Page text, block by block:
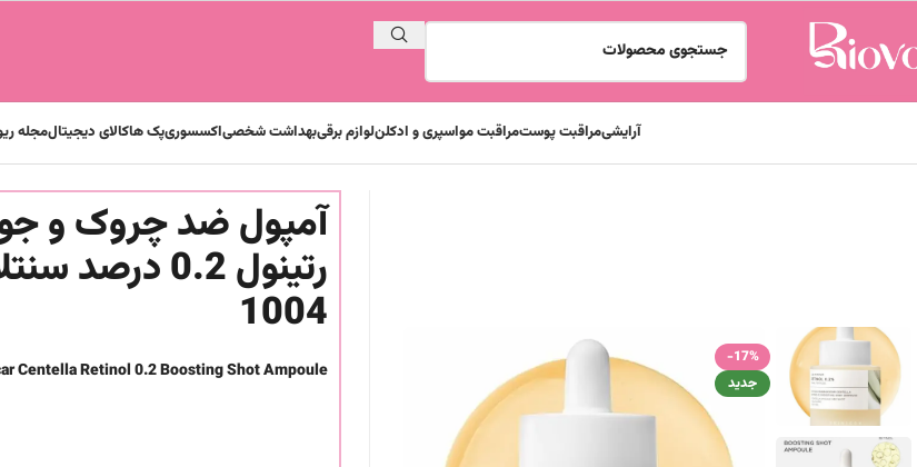
آرایشیمراقبت پوستمراقبت مواسپری و ادکلنلوازم برقیبهداشت شخصیاکسسوریپک هاکالای دیجیتالمجله
-17%
جدید
آمپول ضد چروک و
رتینول 0.2
1004
Centella Retinol 0.2 Boosting Shot Ampoule